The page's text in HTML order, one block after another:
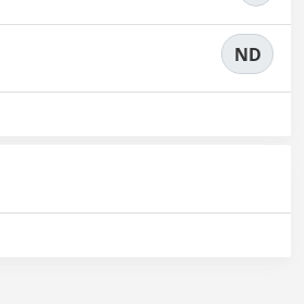
ND